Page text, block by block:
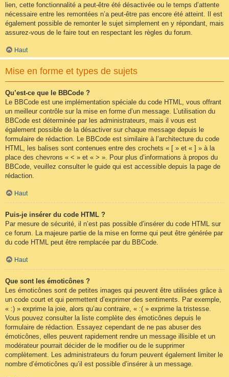
lien, cette fonctionnalité a peut-être été désactivée ou le temps d’attente
nécessaire entre les remontées n’a peut-être pas encore été atteint. Il est
également possible de remonter le sujet simplement en y répondant, mais
assurez-vous de le faire tout en respectant les règles du forum.
Haut
Mise en forme et types de sujets
Qu’est-ce que le BBCode ?
Le BBCode est une implémentation spéciale du code HTML, vous offrant
un meilleur contrôle sur la mise en forme d’un message. L’utilisation du
BBCode est déterminée par les administrateurs, mais il vous est
également possible de la désactiver sur chaque message depuis le
formulaire de rédaction. Le BBCode est similaire à l’architecture du code
HTML, les balises sont contenues entre des crochets « [ » et « ] » à la
place des chevrons « < » et « > ». Pour plus d’informations à propos du
BBCode, veuillez consulter le guide qui est accessible depuis la page de
rédaction.
Haut
Puis-je insérer du code HTML ?
Par mesure de sécurité, il n’est pas possible d’insérer du code HTML sur
ce forum. La majeure partie de la mise en forme qui peut être générée par
du code HTML peut être remplacée par du BBCode.
Haut
Que sont les émoticônes ?
Les émoticônes sont de petites images qui peuvent être utilisées grâce à
un code court et qui permettent d’exprimer des sentiments. Par exemple,
« :) » exprime la joie, alors qu’au contraire, « :( » exprime la tristesse.
Vous pouvez consulter la liste complète des émoticônes depuis le
formulaire de rédaction. Essayez cependant de ne pas abuser des
émoticônes, elles peuvent rapidement rendre un message illisible et un
modérateur pourrait décider de le modifier ou de le supprimer
complètement. Les administrateurs du forum peuvent également limiter le
nombre d’émoticônes qu’il est possible d’insérer à un message.